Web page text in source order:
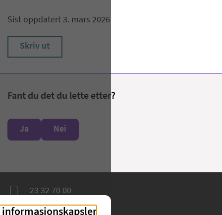
Sist oppdatert 3. mars 2026
Skriv ut
Fant du det du lette etter?
Ja Nei